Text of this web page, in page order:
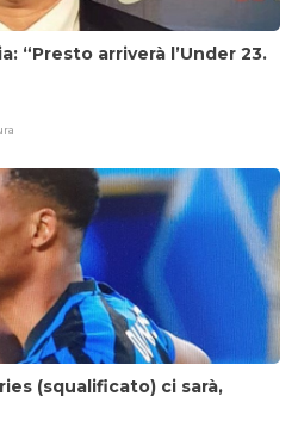
“Presto arriverà l’Under 23.
(squalificato) ci sarà,